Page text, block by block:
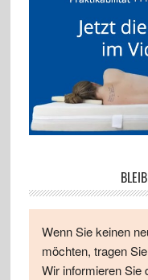
Wenn Sie keinen
möchten, tragen
Wir informieren Sie